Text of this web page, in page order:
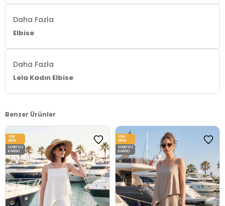
Daha Fazla
Elbise
Daha Fazla
Lela Kadın Elbise
Benzer Ürünler
YENI
ÜRÜN
ÜCRETSIZ
KARGO
YENI
ÜRÜN
ÜCRETSIZ
KARGO